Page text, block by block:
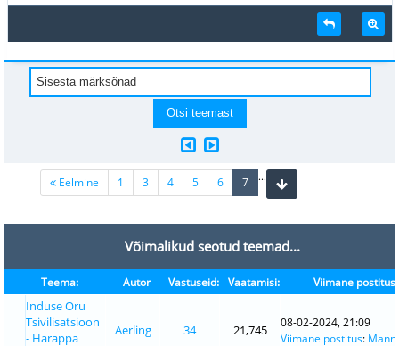
Eelmine 1 ...
3 4 5 6 7(current)
Võimalikud seotud teemad...
Teema: Autor Vastuseid: Vaatamisi: Viimane postitus
Induse Oru
Tsivilisatsioon
- Harappa
Aerling 34 21,745
08-02-2024, 21:09
Viimane postitus: